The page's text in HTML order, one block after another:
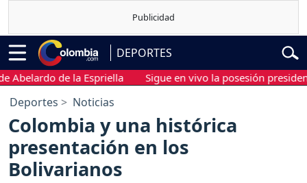
DEPORTES
de la Espriella Sigue en vivo la posesión presidencial
Deportes Noticias
Colombia y una histórica
presentación en los
Bolivarianos